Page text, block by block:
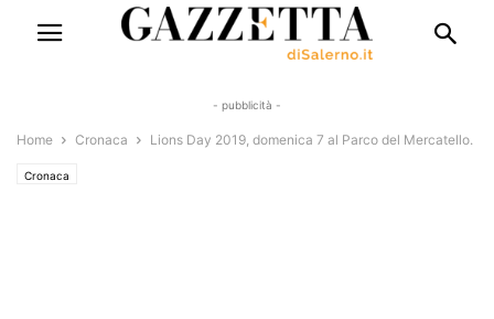
- pubblicità -
Home Cronaca Lions Day 2019, domenica 7 al Parco del Mercatello.
Cronaca